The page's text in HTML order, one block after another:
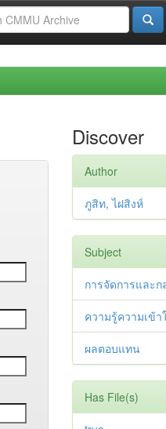
Discover
Author
ภูสิท, ไฝสิงห์
Subject
การจัดการและก
ความรู้ความเข้า
ผลตอบแทน
Has File(s)